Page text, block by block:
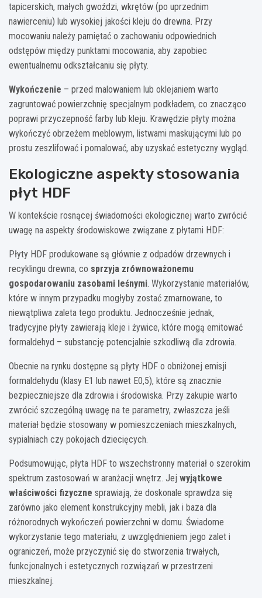
tapicerskich, małych gwoździ, wkrętów (po uprzednim
nawierceniu) lub wysokiej jakości kleju do drewna. Przy
mocowaniu należy pamiętać o zachowaniu odpowiednich
odstępów między punktami mocowania, aby zapobiec
ewentualnemu odkształcaniu się płyty.
Wykończenie – przed malowaniem lub oklejaniem warto
zagruntować powierzchnię specjalnym podkładem, co znacząco
poprawi przyczepność farby lub kleju. Krawędzie płyty można
wykończyć obrzeżem meblowym, listwami maskującymi lub po
prostu zeszlifować i pomalować, aby uzyskać estetyczny wygląd.
Ekologiczne aspekty stosowania
płyt HDF
W kontekście rosnącej świadomości ekologicznej warto zwrócić
uwagę na aspekty środowiskowe związane z płytami HDF:
Płyty HDF produkowane są głównie z odpadów drzewnych i
recyklingu drewna, co sprzyja zrównoważonemu
gospodarowaniu zasobami leśnymi. Wykorzystanie materiałów,
które w innym przypadku mogłyby zostać zmarnowane, to
niewątpliwa zaleta tego produktu. Jednocześnie jednak,
tradycyjne płyty zawierają kleje i żywice, które mogą emitować
formaldehyd – substancję potencjalnie szkodliwą dla zdrowia.
Obecnie na rynku dostępne są płyty HDF o obniżonej emisji
formaldehydu (klasy E1 lub nawet E0,5), które są znacznie
bezpieczniejsze dla zdrowia i środowiska. Przy zakupie warto
zwrócić szczególną uwagę na te parametry, zwłaszcza jeśli
materiał będzie stosowany w pomieszczeniach mieszkalnych,
sypialniach czy pokojach dziecięcych.
Podsumowując, płyta HDF to wszechstronny materiał o szerokim
spektrum zastosowań w aranżacji wnętrz. Jej wyjątkowe
właściwości fizyczne sprawiają, że doskonale sprawdza się
zarówno jako element konstrukcyjny mebli, jak i baza dla
różnorodnych wykończeń powierzchni w domu. Świadome
wykorzystanie tego materiału, z uwzględnieniem jego zalet i
ograniczeń, może przyczynić się do stworzenia trwałych,
funkcjonalnych i estetycznych rozwiązań w przestrzeni
mieszkalnej.